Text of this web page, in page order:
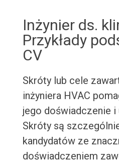
Inżynier ds.
Przykłady
CV
Skróty lub cele
inżyniera HVAC
jego doświadczenie i
Skróty są
kandydatów ze
doświadczeniem